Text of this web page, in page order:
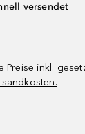
versendet
Preise inkl.